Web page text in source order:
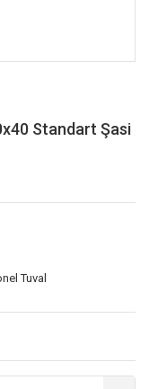
Standart Şasi
Tuval